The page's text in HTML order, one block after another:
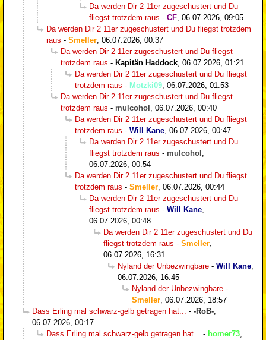
Da werden Dir 2 11er zugeschustert und Du
fliegst trotzdem raus - CF, 06.07.2026, 09:05
Da werden Dir 2 11er zugeschustert und Du fliegst trotzdem
raus - Smeller, 06.07.2026, 00:37
Da werden Dir 2 11er zugeschustert und Du fliegst
trotzdem raus - Kapitän Haddock, 06.07.2026, 01:21
Da werden Dir 2 11er zugeschustert und Du fliegst
trotzdem raus - Motzki09, 06.07.2026, 01:53
Da werden Dir 2 11er zugeschustert und Du fliegst
trotzdem raus - mulcohol , 06.07.2026, 00:40
Da werden Dir 2 11er zugeschustert und Du fliegst
trotzdem raus - Will Kane, 06.07.2026, 00:47
Da werden Dir 2 11er zugeschustert und Du
fliegst trotzdem raus - mulcohol ,
06.07.2026, 00:54
Da werden Dir 2 11er zugeschustert und Du fliegst
trotzdem raus - Smeller, 06.07.2026, 00:44
Da werden Dir 2 11er zugeschustert und Du
fliegst trotzdem raus - Will Kane,
06.07.2026, 00:48
Da werden Dir 2 11er zugeschustert und Du
fliegst trotzdem raus - Smeller,
06.07.2026, 16:31
Nyland der Unbezwingbare - Will Kane,
06.07.2026, 16:45
Nyland der Unbezwingbare -
Smeller, 06.07.2026, 18:57
Dass Erling mal schwarz-gelb getragen hat... - -RoB-,
06.07.2026, 00:17
Dass Erling mal schwarz-gelb getragen hat... - homer73,